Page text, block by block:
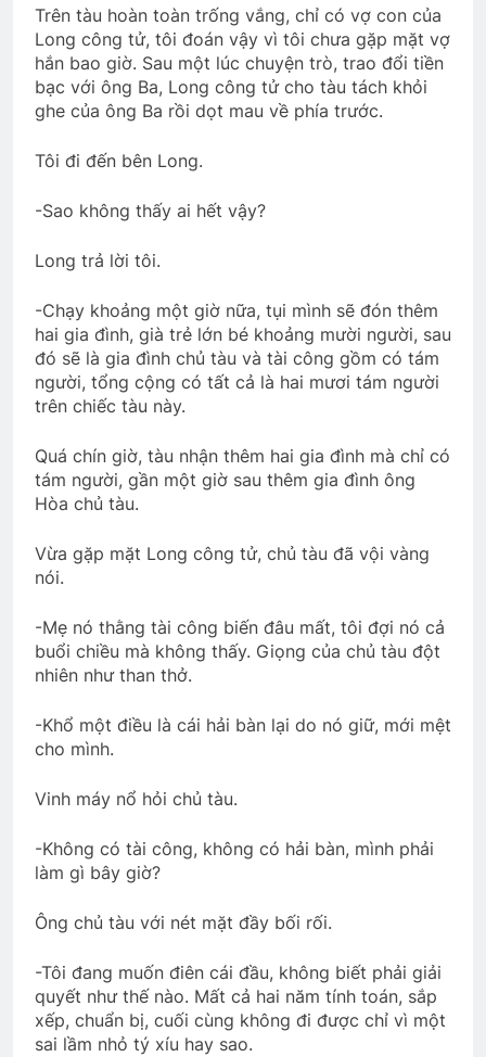
Trên tàu hoàn toàn trống vắng, chỉ có vợ con của
Long công tử, tôi đoán vậy vì tôi chưa gặp mặt vợ
hắn bao giờ. Sau một lúc chuyện trò, trao đổi tiền
bạc với ông Ba, Long công tử cho tàu tách khỏi
ghe của ông Ba rồi dọt mau về phía trước.
Tôi đi đến bên Long.
-Sao không thấy ai hết vậy?
Long trả lời tôi.
-Chạy khoảng một giờ nữa, tụi mình sẽ đón thêm
hai gia đình, già trẻ lớn bé khoảng mười người, sau
đó sẽ là gia đình chủ tàu và tài công gồm có tám
người, tổng cộng có tất cả là hai mươi tám người
trên chiếc tàu này.
Quá chín giờ, tàu nhận thêm hai gia đình mà chỉ có
tám người, gần một giờ sau thêm gia đình ông
Hòa chủ tàu.
Vừa gặp mặt Long công tử, chủ tàu đã vội vàng
nói.
-Mẹ nó thằng tài công biến đâu mất, tôi đợi nó cả
buổi chiều mà không thấy. Giọng của chủ tàu đột
nhiên như than thở.
-Khổ một điều là cái hải bàn lại do nó giữ, mới mệt
cho mình.
Vinh máy nổ hỏi chủ tàu.
-Không có tài công, không có hải bàn, mình phải
làm gì bây giờ?
Ông chủ tàu với nét mặt đầy bối rối.
-Tôi đang muốn điên cái đầu, không biết phải giải
quyết như thế nào. Mất cả hai năm tính toán, sắp
xếp, chuẩn bị, cuối cùng không đi được chỉ vì một
sai lầm nhỏ tý xíu hay sao.